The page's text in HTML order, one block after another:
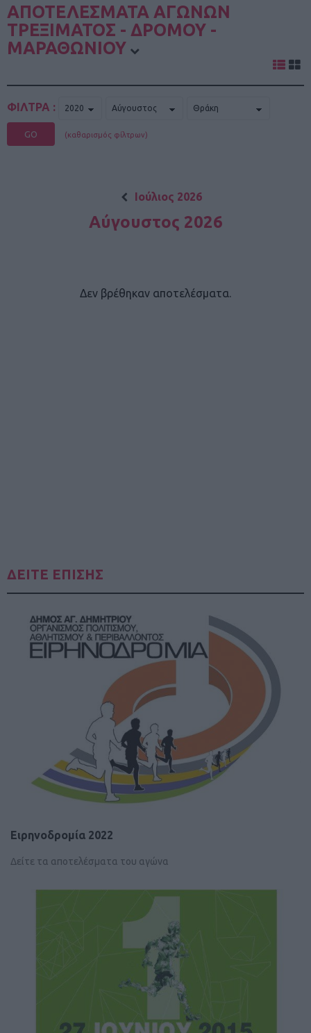
ΑΠΟΤΕΛΕΣΜΑΤΑ ΑΓΩΝΩΝ
ΤΡΕΞΙΜΑΤΟΣ - ΔΡΟΜΟΥ -
ΜΑΡΑΘΩΝΙΟΥ
ΦΙΛΤΡΑ :
GO (καθαρισμός φίλτρων)
Ιούλιος 2026
Αύγουστος 2026
Δεν βρέθηκαν αποτελέσματα.
ΔΕΙΤΕ ΕΠΙΣΗΣ
Ειρηνοδρομία 2022
Δείτε τα αποτελέσματα του αγώνα